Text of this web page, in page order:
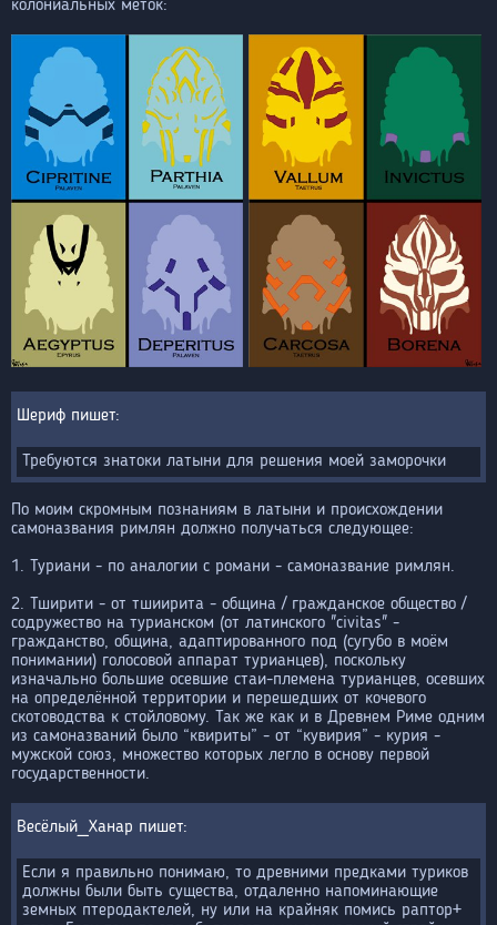
колониальных меток:
Шериф
Требуются знатоки латыни для решения моей заморочки
По моим скромным познаниям в латыни и происхождении
самоназвания римлян должно получаться следующее:
1. Туриани - по аналогии с романи - самоназвание римлян.
2. Тширити - от тшиирита - община / гражданское общество /
содружество на турианском (от латинского "civitas" -
гражданство, община, адаптированного под (сугубо в моём
понимании) голосовой аппарат турианцев), поскольку
изначально большие осевшие стаи-племена турианцев, осевших
на определённой территории и перешедших от кочевого
скотоводства к стойловому. Так же как и в Древнем Риме одним
из самоназваний было “квириты” - от “кувирия” - курия -
мужской союз, множество которых легло в основу первой
государственности.
Весёлый_Ханар
Если я правильно понимаю, то древними предками туриков
должны были быть существа, отдаленно напоминающие
земных птеродактелей, ну или на крайняк помись раптор+